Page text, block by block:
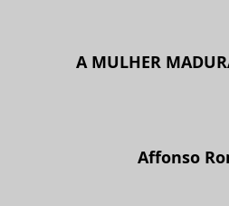
A MULHER
Affonso